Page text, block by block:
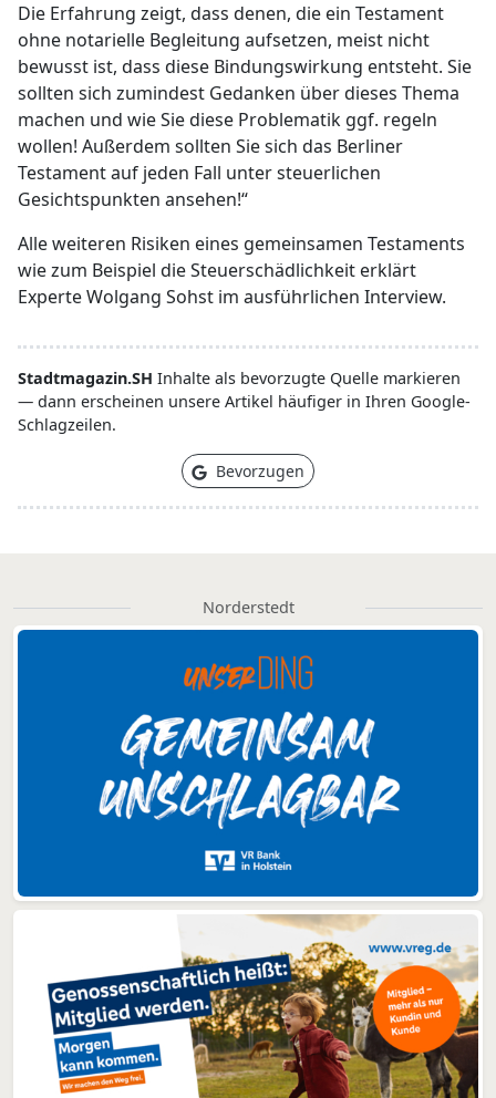
Die Erfahrung zeigt, dass denen, die ein Testament
ohne notarielle Begleitung aufsetzen, meist nicht
bewusst ist, dass diese Bindungswirkung entsteht. Sie
sollten sich zumindest Gedanken über dieses Thema
machen und wie Sie diese Problematik ggf. regeln
wollen! Außerdem sollten Sie sich das Berliner
Testament auf jeden Fall unter steuerlichen
Gesichtspunkten ansehen!“
Alle weiteren Risiken eines gemeinsamen Testaments
wie zum Beispiel die Steuerschädlichkeit erklärt
Experte Wolgang Sohst im ausführlichen Interview.
Stadtmagazin.SH Inhalte als bevorzugte Quelle markieren
— dann erscheinen unsere Artikel häufiger in Ihren Google-
Schlagzeilen.
Bevorzugen
Norderstedt